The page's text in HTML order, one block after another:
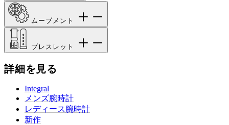
ムーブメント
ブレスレット
詳細を見る
Integral
メンズ腕時計
レディース腕時計
新作